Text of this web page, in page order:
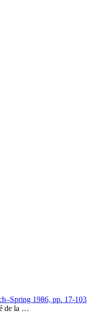
1986, pp. 17-103
de la …